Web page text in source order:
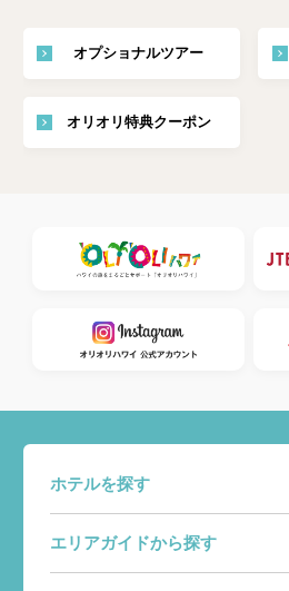
オプショナルツアー
オリオリ特典クーポン
ホテルを探す
エリアガイドから探す